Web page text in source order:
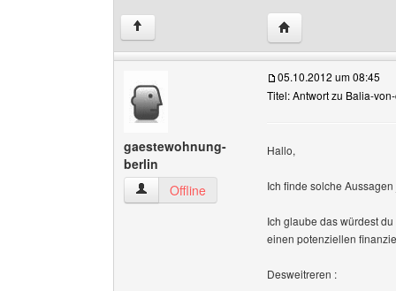
↑ Website dieses
gaestewohnung-
berlin
gaestewohnung-berlin Benutzer-Profile
Offline
05.10.2012 um 08:45
Titel: Antwort zu Balia-
Hallo,
Ich finde solche
Ich glaube das würdest
einen potenziellen
Desweitreren :